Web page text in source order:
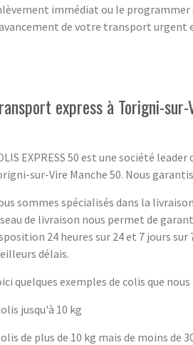
immédiat ou le programmer
de votre transport urgent
express à Torigni-
EXPRESS 50 est une société
sur-Vire Manche 50. Nous
sommes spécialisés dans la
de livraison nous permet de
24 heures sur 24 et 7 jours
délais.
quelques exemples de colis que
jusqu'à 10 kg
de plus de 10 kg mais de moins de